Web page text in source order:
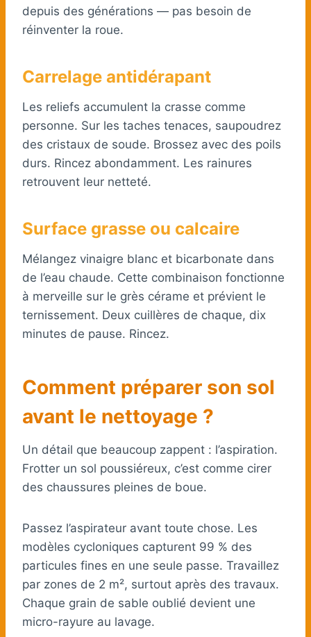
depuis des générations — pas besoin de
réinventer la roue.
Carrelage antidérapant
Les reliefs accumulent la crasse comme
personne. Sur les taches tenaces, saupoudrez
des cristaux de soude. Brossez avec des poils
durs. Rincez abondamment. Les rainures
retrouvent leur netteté.
Surface grasse ou calcaire
Mélangez vinaigre blanc et bicarbonate dans
de l’eau chaude. Cette combinaison fonctionne
à merveille sur le grès cérame et prévient le
ternissement. Deux cuillères de chaque, dix
minutes de pause. Rincez.
Comment préparer son sol
avant le nettoyage ?
Un détail que beaucoup zappent : l’aspiration.
Frotter un sol poussiéreux, c’est comme cirer
des chaussures pleines de boue.
Passez l’aspirateur avant toute chose. Les
modèles cycloniques capturent 99 % des
particules fines en une seule passe. Travaillez
par zones de 2 m², surtout après des travaux.
Chaque grain de sable oublié devient une
micro-rayure au lavage.